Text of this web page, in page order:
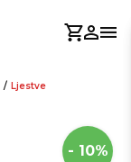
Košarica
/ Ljestve
- 10%